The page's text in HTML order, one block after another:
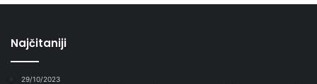
Najčitaniji
29/10/2023